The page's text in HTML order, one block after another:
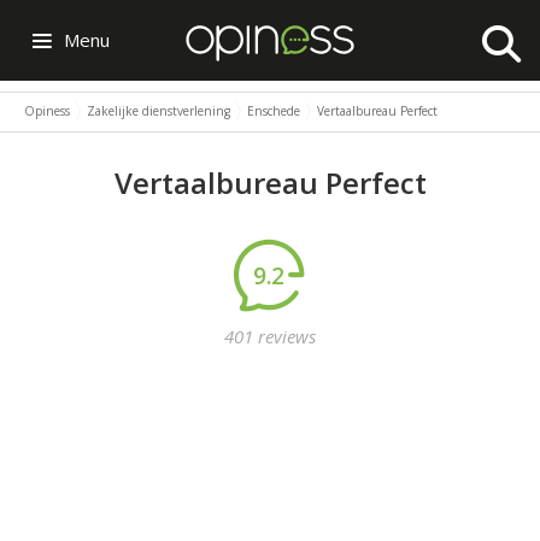
Menu
Opiness Zakelijke dienstverlening Enschede Vertaalbureau Perfect
Vertaalbureau Perfect
9.2
401 reviews